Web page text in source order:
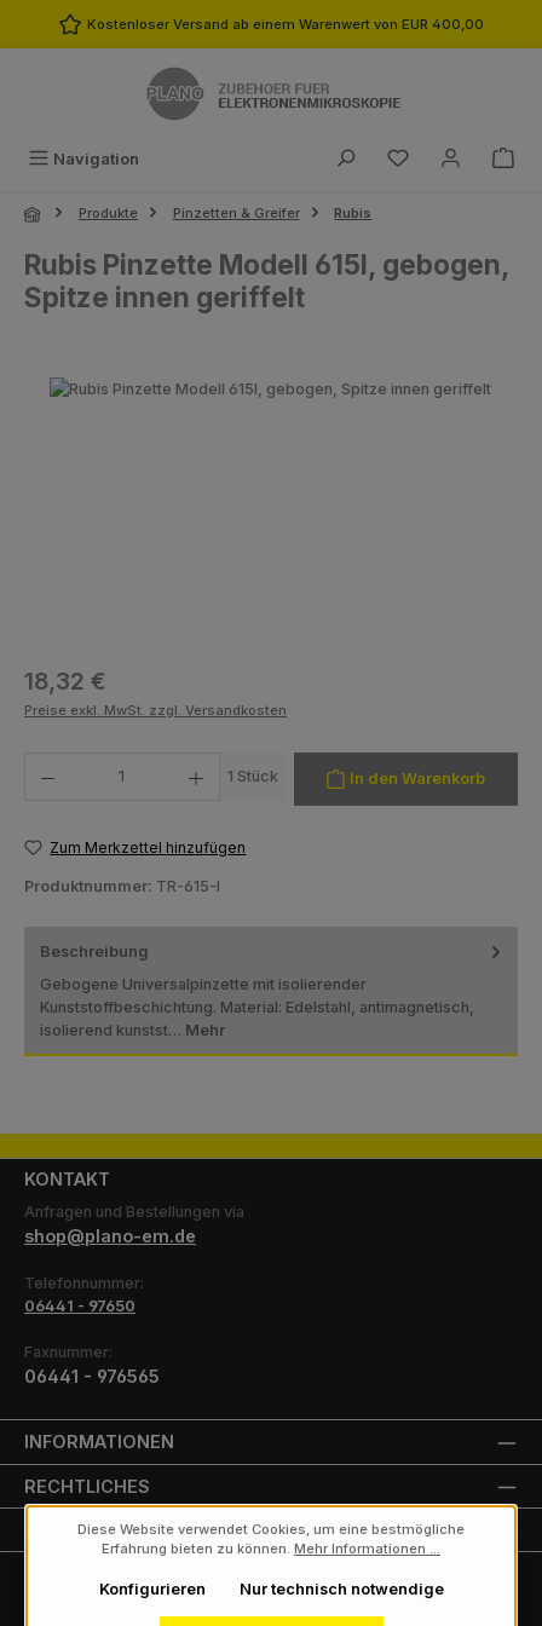
Zum Hauptinhalt springen
Kostenloser Versand ab einem Warenwert von EUR 400,00
Navigation Du hast 0
Produkte Pinzetten & Greifer Rubis
Rubis Pinzette Modell 615I, gebogen,
Spitze innen geriffelt
Bildergalerie überspringen
Regulärer Preis:
18,32 €
Preise exkl. MwSt. zzgl. Versandkosten
1 Stück In den Warenkorb
Zum Merkzettel hinzufügen
Produktnummer: TR-615-I
Beschreibung
Gebogene Universalpinzette mit isolierender
Kunststoffbeschichtung. Material: Edelstahl, antimagnetisch,
isolierend kunstst… Mehr
KONTAKT
Anfragen und Bestellungen via
shop@plano-em.de
Telefonnummer:
06441 - 97650
Faxnummer:
06441 - 976565
INFORMATIONEN
RECHTLICHES
UNSERE PARTNER
Diese Website verwendet Cookies, um eine bestmögliche
Erfahrung bieten zu können. Mehr Informationen ...
Nur technisch notwendige
Konfigurieren